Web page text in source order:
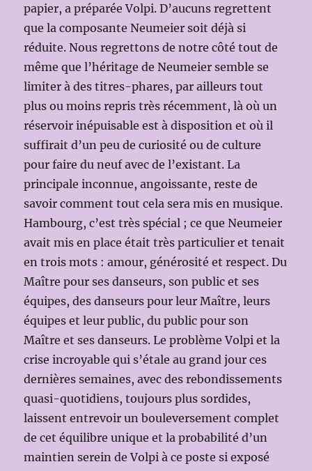
papier, a préparée Volpi. D’aucuns regrettent
que la composante Neumeier soit déjà si
réduite. Nous regrettons de notre côté tout de
même que l’héritage de Neumeier semble se
limiter à des titres-phares, par ailleurs tout
plus ou moins repris très récemment, là où un
réservoir inépuisable est à disposition et où il
suffirait d’un peu de curiosité ou de culture
pour faire du neuf avec de l’existant. La
principale inconnue, angoissante, reste de
savoir comment tout cela sera mis en musique.
Hambourg, c’est très spécial ; ce que Neumeier
avait mis en place était très particulier et tenait
en trois mots : amour, générosité et respect. Du
Maître pour ses danseurs, son public et ses
équipes, des danseurs pour leur Maître, leurs
équipes et leur public, du public pour son
Maître et ses danseurs. Le problème Volpi et la
crise incroyable qui s’étale au grand jour ces
dernières semaines, avec des rebondissements
quasi-quotidiens, toujours plus sordides,
laissent entrevoir un bouleversement complet
de cet équilibre unique et la probabilité d’un
maintien serein de Volpi à ce poste si exposé